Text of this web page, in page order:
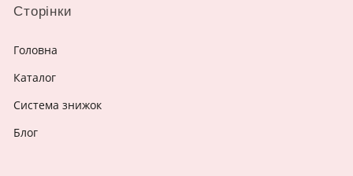
Сторінки
Головна
Каталог
Система знижок
Блог